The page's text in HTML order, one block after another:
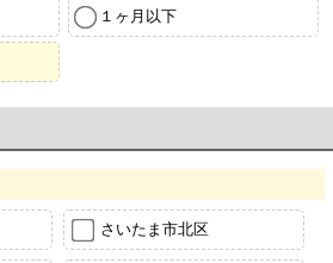
１ヶ月以下
さいたま市北区